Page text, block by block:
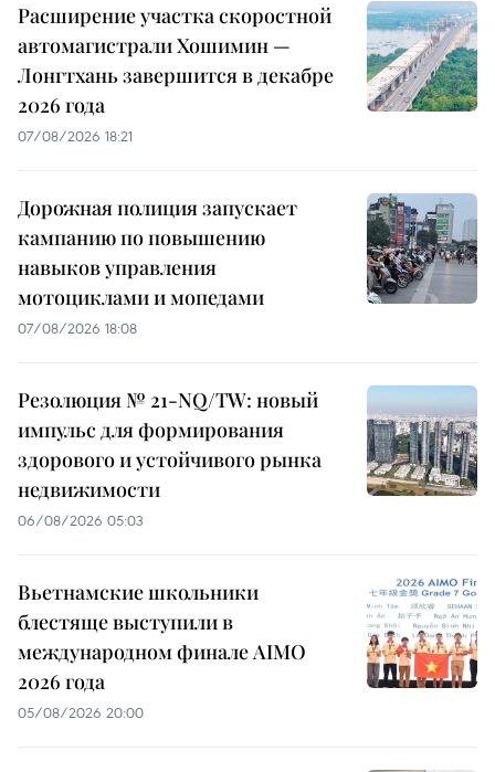
Расширение участка скоростной
автомагистрали Хошимин —
Лонгтхань завершится в декабре
2026 года
07/08/2026 18:21
Дорожная полиция запускает
кампанию по повышению
навыков управления
мотоциклами и мопедами
07/08/2026 18:08
Резолюция № 21-NQ/TW: новый
импульс для формирования
здорового и устойчивого рынка
недвижимости
06/08/2026 05:03
Вьетнамские школьники
блестяще выступили в
международном финале AIMO
2026 года
05/08/2026 20:00